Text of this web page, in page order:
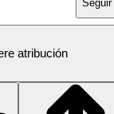
Seguir
atribución